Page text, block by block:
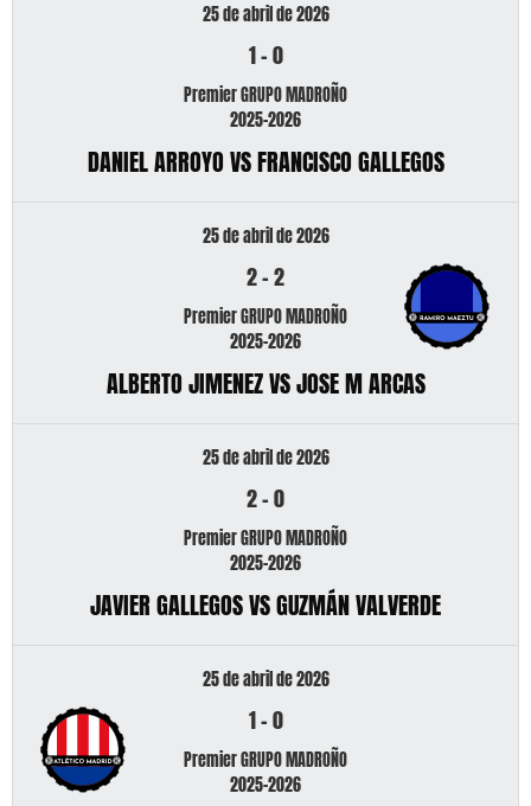
25 de abril de 2026
1-0
Premier GRUPO MADROÑO
2025-2026
DANIEL ARROYO VS FRANCISCO GALLEGOS
25 de abril de 2026
2-2
Premier GRUPO MADROÑO
2025-2026
ALBERTO JIMENEZ VS JOSE M ARCAS
25 de abril de 2026
2-0
Premier GRUPO MADROÑO
2025-2026
JAVIER GALLEGOS VS GUZMÁN VALVERDE
25 de abril de 2026
1-0
Premier GRUPO MADROÑO
2025-2026